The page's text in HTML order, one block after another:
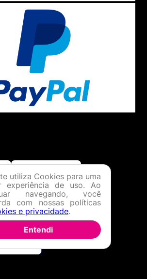
utiliza Cookies para uma
experiência de uso. Ao
navegando, você
com nossas políticas
e privacidade.
Entendi